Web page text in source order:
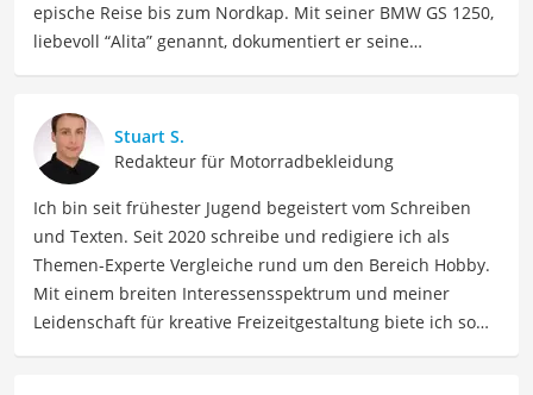
epische Reise bis zum Nordkap. Mit seiner BMW GS 1250,
liebevoll “Alita” genannt, dokumentiert er seine
Kanälen auf "Kettenöl und Ravioli". Meli kennt die
Herausforderungen, die Motorradfahrer auf Reisen
erwarten, aus erster Hand, und kann fundierte
Empfehlungen geben, die nicht nur Theorie sind, sondern
in der Praxis getestet wurden. In seiner Freizeit findet er
außerdem Ausgleich beim Sport: Joggen und Marathon
Laufen und Wandern in den Bergen.
Der Motorrad-Unterwäsche Damen-Vergleich ist aus
Stuart S.
Redakteur für Motorradbekleidung
Ich bin seit frühester Jugend begeistert vom Schreiben
und Texten. Seit 2020 schreibe und redigiere ich als
Themen-Experte Vergleiche rund um den Bereich Hobby.
Mit einem breiten Interessensspektrum und meiner
Leidenschaft für kreative Freizeitgestaltung biete ich so